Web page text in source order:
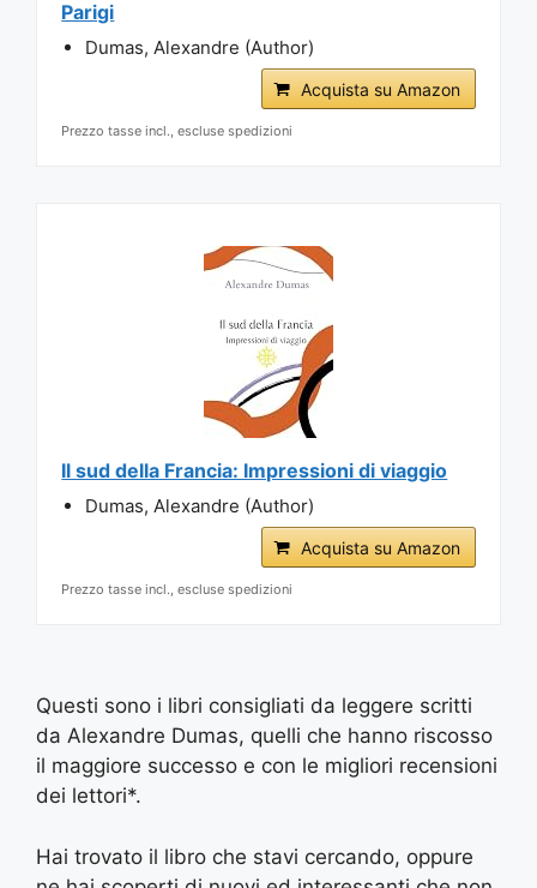
Parigi
Dumas, Alexandre (Author)
Acquista su Amazon
Prezzo tasse incl., escluse spedizioni
Il sud della Francia: Impressioni di viaggio
Dumas, Alexandre (Author)
Acquista su Amazon
Prezzo tasse incl., escluse spedizioni
Questi sono i libri consigliati da leggere scritti
da Alexandre Dumas, quelli che hanno riscosso
il maggiore successo e con le migliori recensioni
dei lettori*.
Hai trovato il libro che stavi cercando, oppure